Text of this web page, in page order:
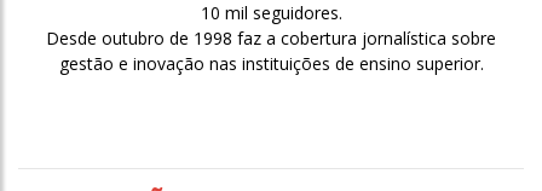
10 mil seguidores.
Desde outubro de 1998 faz a cobertura jornalística sobre
gestão e inovação nas instituições de ensino superior.